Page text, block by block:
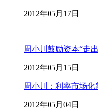
2012年05月17日
周小川鼓励资本“走
2012年05月15日
周小川：利率市场化
2012年05月04日